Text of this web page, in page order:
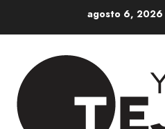
agosto 6, 2026